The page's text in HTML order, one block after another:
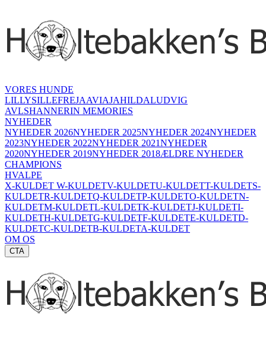
VORES HUNDE
LILLYSILLEFREJAAVIAJAHILDALUDVIG
AVLSHANNERIN MEMORIES
NYHEDER
NYHEDER 2026NYHEDER 2025NYHEDER 2024NYHEDER
2023NYHEDER 2022NYHEDER 2021NYHEDER
2020NYHEDER 2019NYHEDER 2018ÆLDRE NYHEDER
CHAMPIONS
HVALPE
X-KULDET W-KULDETV-KULDETU-KULDETT-KULDETS-
KULDETR-KULDETQ-KULDETP-KULDETO-KULDETN-
KULDETM-KULDETL-KULDETK-KULDETJ-KULDETI-
KULDETH-KULDETG-KULDETF-KULDETE-KULDETD-
KULDETC-KULDETB-KULDETA-KULDET
OM OS
CTA